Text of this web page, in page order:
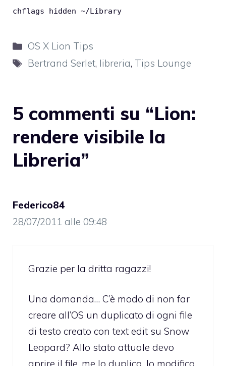
chflags hidden ~/Library
Categorie
OS X Lion Tips
Tag
Bertrand Serlet, libreria, Tips Lounge
5 commenti su “Lion:
rendere visibile la
Libreria”
Federico84
28/07/2011 alle 09:48
Grazie per la dritta ragazzi!
Una domanda… C’è modo di non far
creare all’OS un duplicato di ogni file
di testo creato con text edit su Snow
Leopard? Allo stato attuale devo